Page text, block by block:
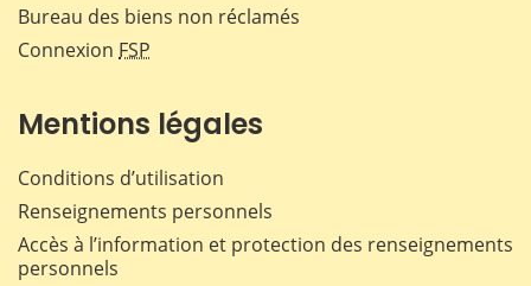
Bureau des biens non réclamés
Connexion FSP
Mentions légales
Conditions d’utilisation
Renseignements personnels
Accès à l’information et protection des renseignements
personnels